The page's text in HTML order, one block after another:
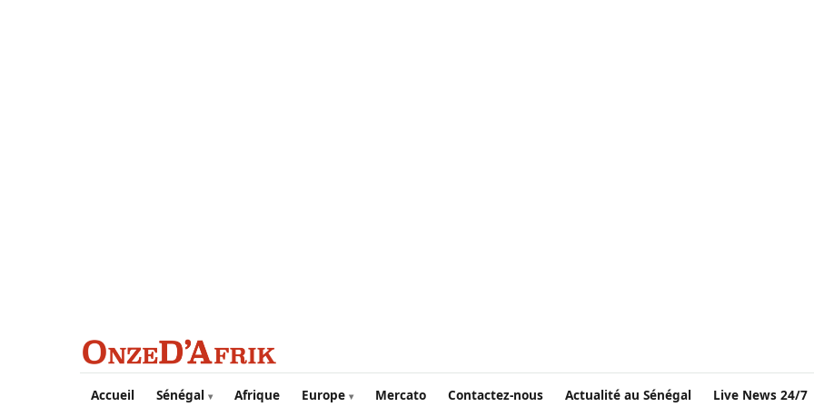
Aller au contenu principal
Accueil Sénégal Afrique Europe Mercato Contactez-nous Actualité au Sénégal Live News 24/7